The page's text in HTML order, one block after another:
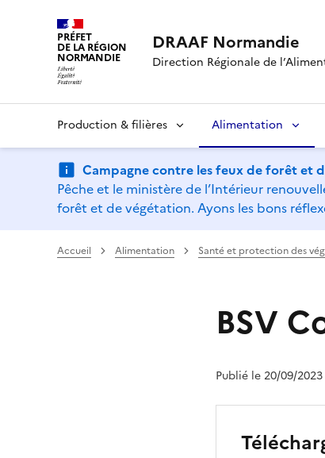
PRÉFET
DE LA RÉGION
NORMANDIE
DRAAF Normandie
Direction Régionale de
Production & filières Alimentation
Campagne contre les feux de forêt et
Pêche et le ministère de l’Intérieur
forêt et de végétation. Ayons les bons
Accueil Alimentation Santé et protection des
BSV
Publié le 20/09/2023